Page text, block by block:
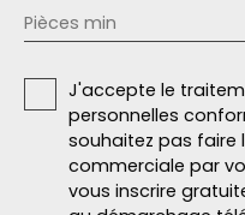
Pièces min
J'accepte le
personnelles
souhaitez pas
commerciale par
vous inscrire